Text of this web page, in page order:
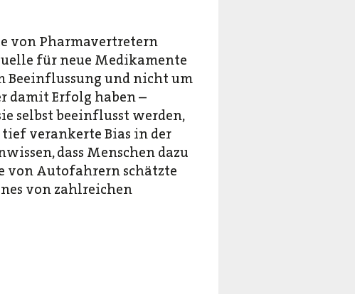
von Pharmavertretern
für neue Medikamente
Beeinflussung und nicht um
damit Erfolg haben –
selbst beeinflusst werden,
verankerte Bias in der
dass Menschen dazu
von Autofahrern schätzte
von zahlreichen